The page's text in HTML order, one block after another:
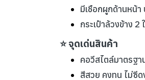
มีเชือกผูกด้านหน้า
กระเป๋าล้วงข้าง 2
⭐ จุดเด่นสินค้า
คอวีสไตล์มาตรฐ
สีสวย คงทน ไม่ซี